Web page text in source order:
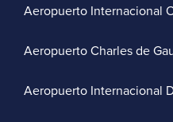
Aeropuerto Internacional
Aeropuerto Charles de
Aeropuerto Internacional